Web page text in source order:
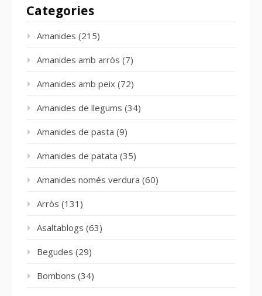
Categories
Amanides (215)
Amanides amb arròs (7)
Amanides amb peix (72)
Amanides de llegums (34)
Amanides de pasta (9)
Amanides de patata (35)
Amanides només verdura (60)
Arròs (131)
Asaltablogs (63)
Begudes (29)
Bombons (34)